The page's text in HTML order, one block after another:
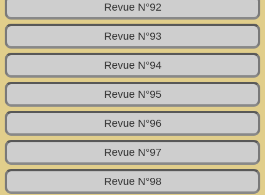
Revue N°92
Revue N°93
Revue N°94
Revue N°95
Revue N°96
Revue N°97
Revue N°98